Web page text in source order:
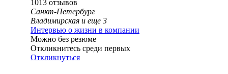
1013 отзывов
Санкт-Петербург
Владимирская и еще 3
Интервью о жизни в компании
Можно без резюме
Откликнитесь среди первых
Откликнуться